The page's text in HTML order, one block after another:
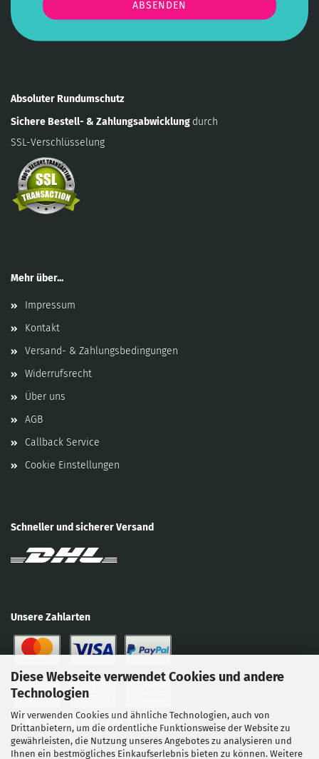
Diese Webseite verwendet Cookies und andere
Technologien
Wir verwenden Cookies und ähnliche Technologien, auch von
Drittanbietern, um die ordentliche Funktionsweise der Website zu
gewährleisten, die Nutzung unseres Angebotes zu analysieren und
Ihnen ein bestmögliches Einkaufserlebnis bieten zu können. Weitere
Absoluter Rundumschutz
Sichere Bestell- & Zahlungsabwicklung durch
SSL-Verschlüsselung
Mehr über...
Impressum
Kontakt
Versand- & Zahlungsbedingungen
Widerrufsrecht
Über uns
AGB
Callback Service
Cookie Einstellungen
Schneller und sicherer Versand
Unsere Zahlarten